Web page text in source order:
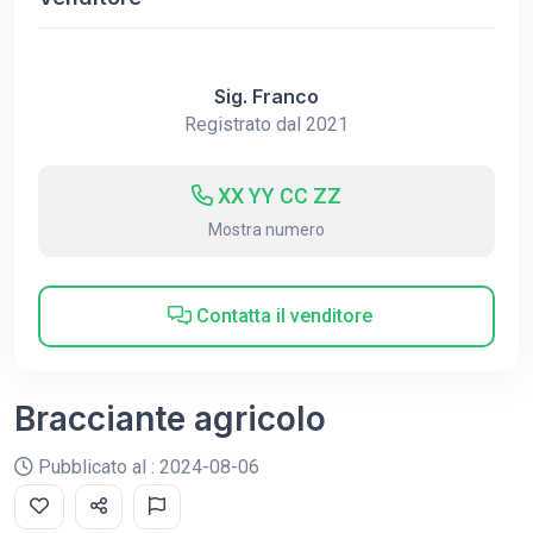
Sig. Franco
Registrato dal 2021
XX YY CC ZZ
Mostra numero
Contatta il venditore
Bracciante agricolo
Pubblicato al : 2024-08-06